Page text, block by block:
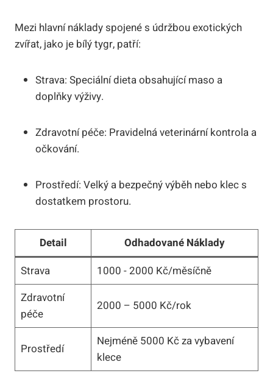
Mezi hlavní náklady spojené s údržbou ​exotických
zvířat,⁤ jako je bílý tygr, ⁢patří:
Strava: ​Speciální dieta obsahující maso a
doplňky výživy.
Zdravotní péče: Pravidelná veterinární kontrola a
očkování.
Prostředí: Velký a bezpečný výběh nebo klec s
dostatkem ⁣prostoru.
Detail
Odhadované ‌Náklady
Strava
1000⁢ -⁢ 2000 Kč/měsíčně
Zdravotní
péče
2000 – 5000 Kč/rok
Prostředí
Nejméně 5000 Kč za vybavení
‍klece